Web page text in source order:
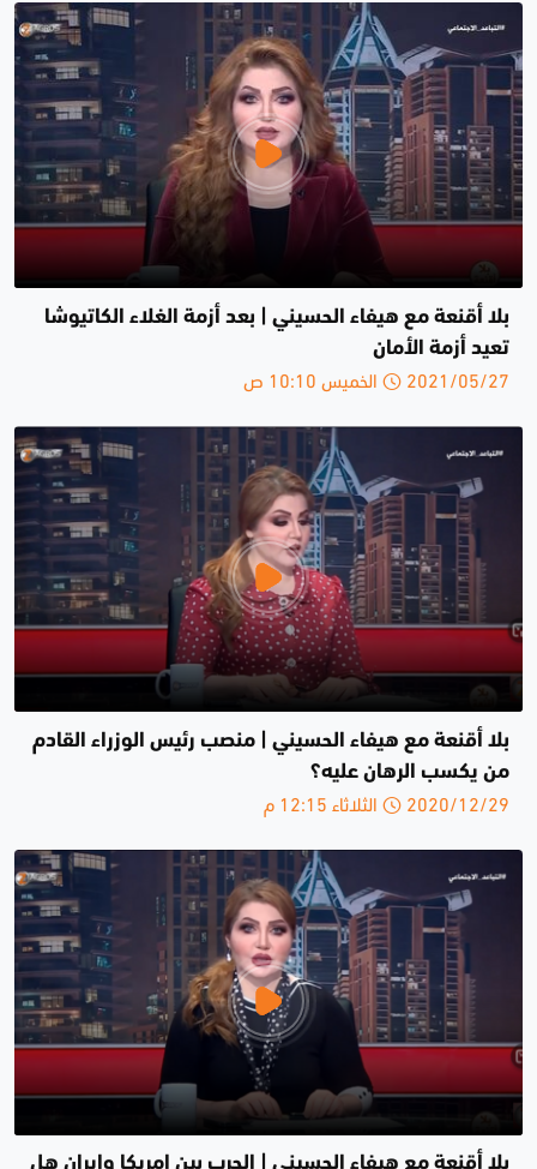
بلا أقنعة مع هيفاء الحسيني | بعد أزمة الغلاء الكاتيوشا
تعيد أزمة الأمان
2021/05/27 الخميس 10:10 ص
بلا أقنعة مع هيفاء الحسيني | منصب رئيس الوزراء القادم
من يكسب الرهان عليه؟
2020/12/29 الثلاثاء 12:15 م
بلا أقنعة مع هيفاء الحسيني | الحرب بين امريكا وايران هل